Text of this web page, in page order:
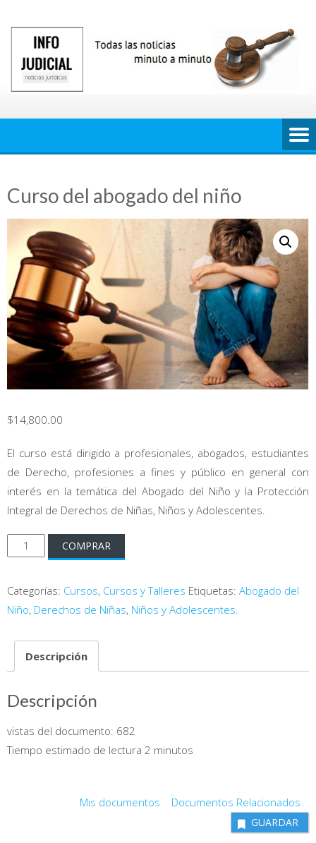
contenido
Curso del abogado del niño
$14,800.00
El curso está dirigido a profesionales, abogados, estudiantes
de Derecho, profesiones a fines y público en general con
interés en la temática del Abogado del Niño y la Protección
Integral de Derechos de Niñas, Niños y Adolescentes.
Curso
del
cantidad
COMPRAR
Categorías: Cursos, Cursos y Talleres Etiquetas: Abogado del
Niño, Derechos de Niñas, Niños y Adolescentes.
Descripción
Descripción
vistas del documento: 682
Tiempo estimado de lectura 2 minutos
Mis documentos Documentos Relacionados
GUARDAR